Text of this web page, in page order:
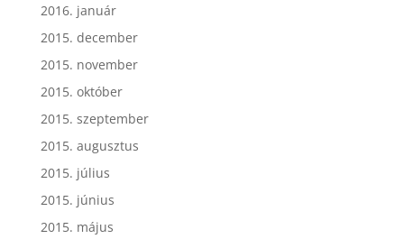
2016. január
2015. december
2015. november
2015. október
2015. szeptember
2015. augusztus
2015. július
2015. június
2015. május